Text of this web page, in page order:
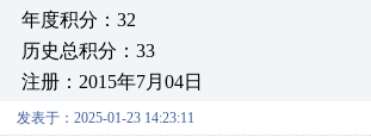
年度积分：32
历史总积分：33
注册：2015年7月04日
发表于：2025-01-23 14:23:11